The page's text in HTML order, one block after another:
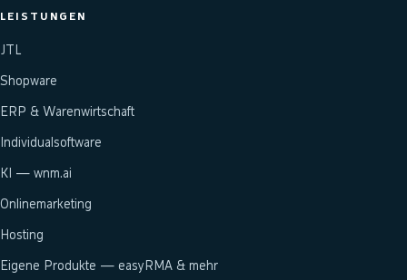
LEISTUNGEN
JTL
Shopware
ERP & Warenwirtschaft
Individualsoftware
KI — wnm.ai
Onlinemarketing
Hosting
Eigene Produkte — easyRMA & mehr